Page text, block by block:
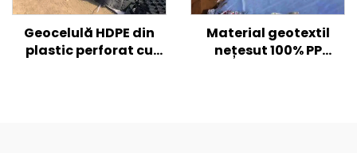
Geocelulă HDPE din
plastic perforat cu
Material geotextil
nețesut 100% PP